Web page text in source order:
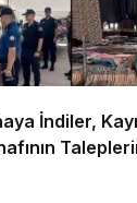
İndiler,